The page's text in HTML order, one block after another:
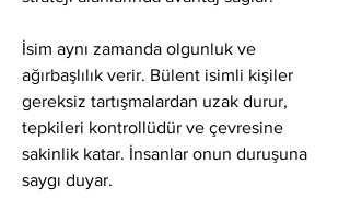
İsim aynı zamanda olgunluk ve
ağırbaşlılık verir. Bülent isimli kişiler
gereksiz tartışmalardan uzak durur,
tepkileri kontrollüdür ve çevresine
sakinlik katar. İnsanlar onun duruşuna
saygı duyar.